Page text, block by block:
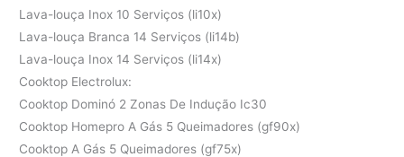
Lava-louça Inox 10 Serviços (li10x)
Lava-louça Branca 14 Serviços (li14b)
Lava-louça Inox 14 Serviços (li14x)
Cooktop Electrolux:
Cooktop Dominó 2 Zonas De Indução Ic30
Cooktop Homepro A Gás 5 Queimadores (gf90x)
Cooktop A Gás 5 Queimadores (gf75x)